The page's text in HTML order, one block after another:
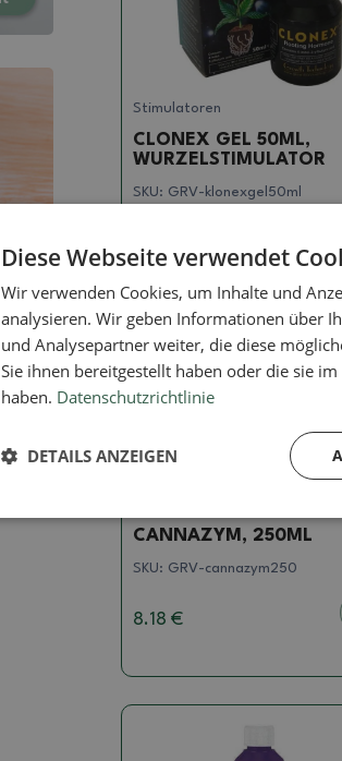
Stimulatoren
CLONEX GEL 50ML,
WURZELSTIMULATOR
SKU: GRV-klonexgel50ml
14.42 €
CANNAZYM, 250ML
SKU: GRV-cannazym250
8.18 €
Diese Webseite verwendet
Wir verwenden Cookies, um Inhalte und
analysieren. Wir geben Informationen über
und Analysepartner weiter, die diese
Sie ihnen bereitgestellt haben oder die sie
haben. Datenschutzrichtlinie
DETAILS ANZEIGEN